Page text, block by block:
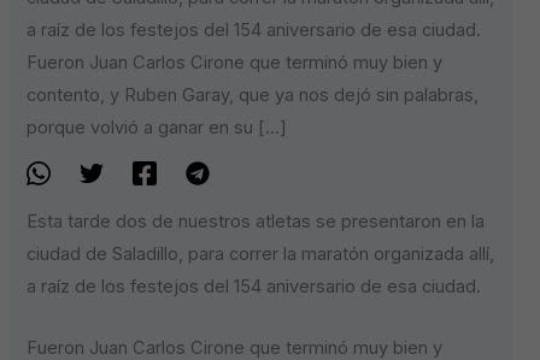
a raíz de los festejos del 154 aniversario de esa ciudad.
Fueron Juan Carlos Cirone que terminó muy bien y
contento, y Ruben Garay, que ya nos dejó sin palabras,
porque volvió a ganar en su […]
Esta tarde dos de nuestros atletas se presentaron en la
ciudad de Saladillo, para correr la maratón organizada allí,
a raíz de los festejos del 154 aniversario de esa ciudad.
Fueron Juan Carlos Cirone que terminó muy bien y